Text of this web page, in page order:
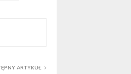
ARTYKUŁ